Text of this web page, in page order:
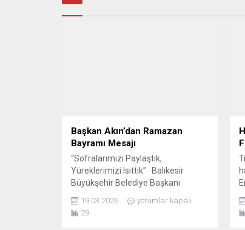
Başkan Akın’dan Ramazan
Bayramı Mesajı
“Sofralarımızı Paylaştık,
Yüreklerimizi Isıttık” Balıkesir
Büyükşehir Belediye Başkanı
dolayısıyla bir mesaj yayımladı. Akın
mesajında, “On bir ayın sultanı
19.03.2026
yorumlar kapalı
29